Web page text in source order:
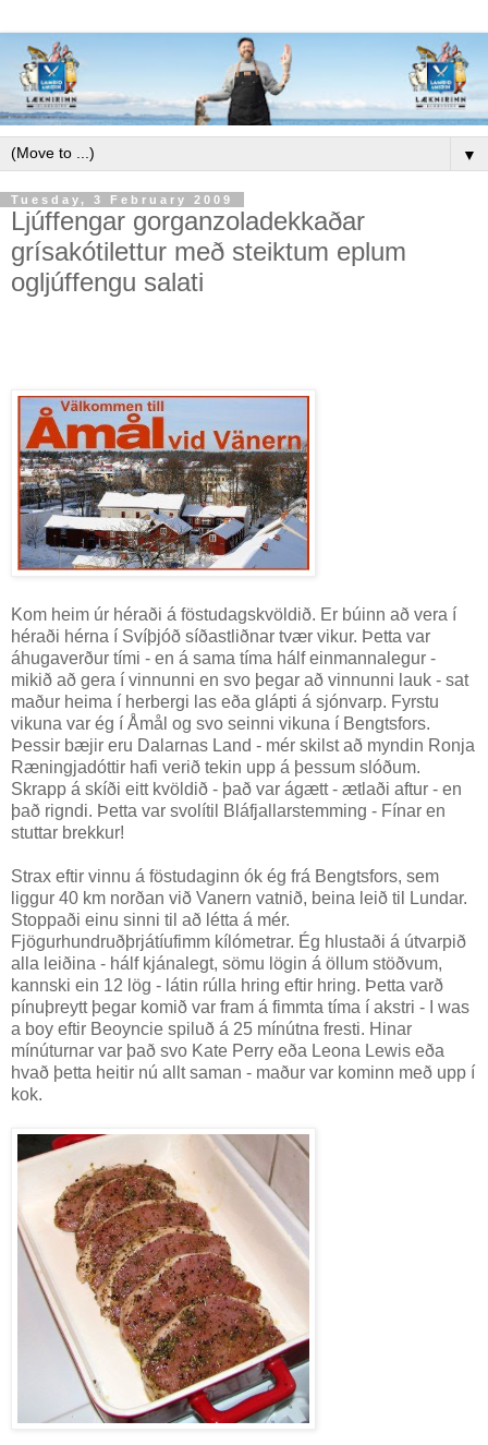
▼
Tuesday, 3 February 2009
Ljúffengar gorganzoladekkaðar
grísakótilettur með steiktum eplum
ogljúffengu salati
Kom heim úr héraði á föstudagskvöldið. Er búinn að vera í
héraði hérna í Svíþjóð síðastliðnar tvær vikur. Þetta var
áhugaverður tími - en á sama tíma hálf einmannalegur -
mikið að gera í vinnunni en svo þegar að vinnunni lauk - sat
maður heima í herbergi las eða glápti á sjónvarp. Fyrstu
vikuna var ég í Åmål og svo seinni vikuna í Bengtsfors.
Þessir bæjir eru Dalarnas Land - mér skilst að myndin Ronja
Ræningjadóttir hafi verið tekin upp á þessum slóðum.
Skrapp á skíði eitt kvöldið - það var ágætt - ætlaði aftur - en
það rigndi. Þetta var svolítil Bláfjallarstemming - Fínar en
stuttar brekkur!
Strax eftir vinnu á föstudaginn ók ég frá Bengtsfors, sem
liggur 40 km norðan við Vanern vatnið, beina leið til Lundar.
Stoppaði einu sinni til að létta á mér.
Fjögurhundruðþrjátíufimm kílómetrar. Ég hlustaði á útvarpið
alla leiðina - hálf kjánalegt, sömu lögin á öllum stöðvum,
kannski ein 12 lög - látin rúlla hring eftir hring. Þetta varð
pínuþreytt þegar komið var fram á fimmta tíma í akstri - I was
a boy eftir Beoyncie spiluð á 25 mínútna fresti. Hinar
mínúturnar var það svo Kate Perry eða Leona Lewis eða
hvað þetta heitir nú allt saman - maður var kominn með upp í
kok.